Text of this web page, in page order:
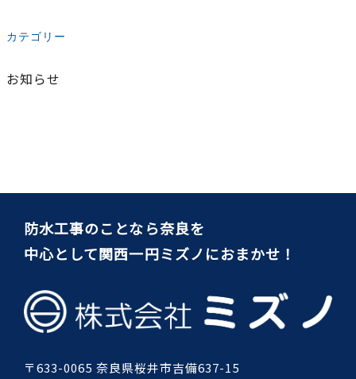
カテゴリー
お知らせ
防水工事のことなら奈良を
中心として関西一円ミズノにおまかせ！
〒633-0065 奈良県桜井市吉備637-15